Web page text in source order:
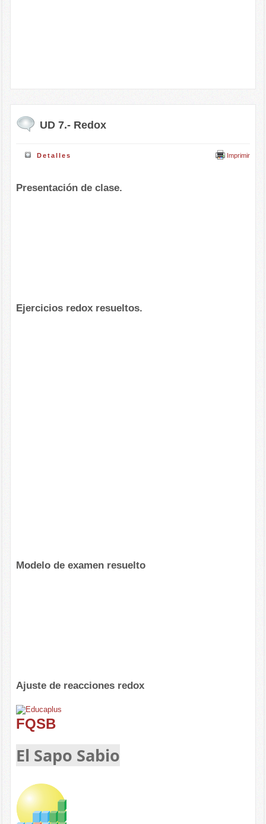
UD 7.- Redox
Imprimir
Detalles
Presentación de clase.
Ejercicios redox resueltos.
Modelo de examen resuelto
Ajuste de reacciones redox
FQSB
El Sapo Sabio